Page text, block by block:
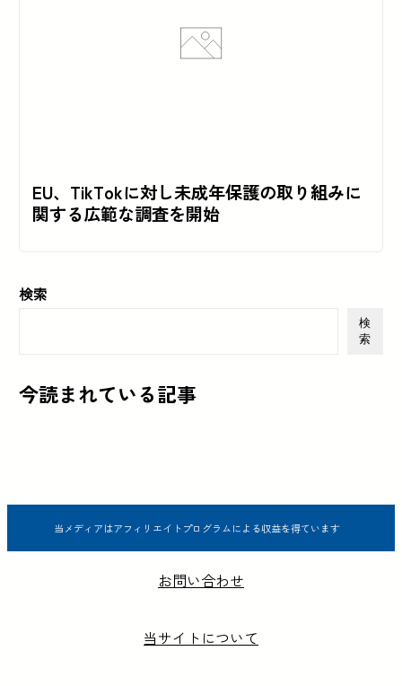
EU、TikTokに対し未成年保護の取り組みに
関する広範な調査を開始
検索
検
索
今読まれている記事
当メディアはアフィリエイトプログラムによる収益を得ています
お問い合わせ
当サイトについて